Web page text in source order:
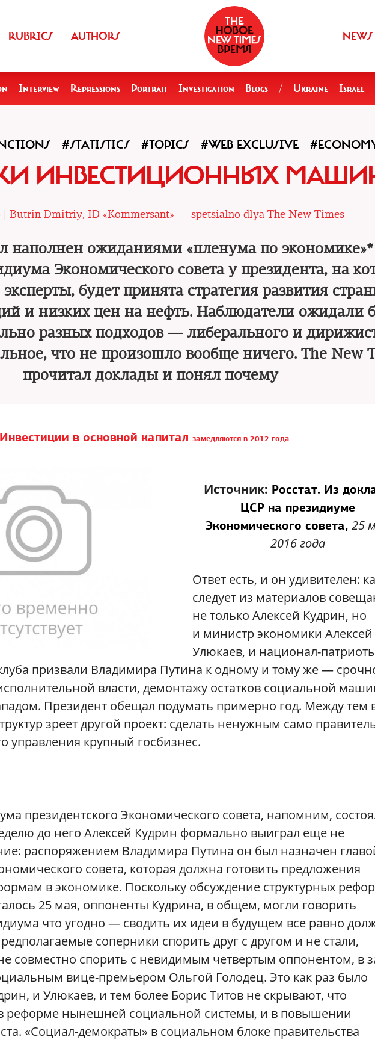
RUBRICS AUTHORS NEWS
Interview Repressions Portrait Investigation Blogs / Ukraine Israel
#STATISTICS #TOPICS #WEB EXCLUSIVE
ИНВЕСТИЦИОННЫХ
| Butrin Dmitriy, ID «Kommersant» — spetsialno dlya The New Times
наполнен ожиданиями «пленума по
Экономического совета у президента, на
будет принята стратегия развития
и низких цен на нефть. Наблюдатели ожидали
разных подходов — либерального и
что не произошло вообще ничего. The New
прочитал доклады и понял почему
Инвестиции в основной капитал замедляются в 2012 года
Источник: Росстат. Из
ЦСР на президиуме
Экономического совета, 25
2016 года
Ответ есть, и он удивителен:
следует из материалов
не только Алексей Кудрин, но
и министр экономики Алексей
Улюкаев, и национал-
призвали Владимира Путина к одному и тому же —
власти, демонтажу остатков социальной
Президент обещал подумать примерно год. Между тем
зреет другой проект: сделать ненужным само
управления крупный госбизнес.
президентского Экономического совета, напомним,
до него Алексей Кудрин формально выиграл еще не
распоряжением Владимира Путина он был назначен
совета, которая должна готовить предложения
в экономике. Поскольку обсуждение структурных
25 мая, оппоненты Кудрина, в общем, могли говорить
что угодно — сводить их идеи в будущем все равно
соперники спорить друг с другом и не стали,
совместно спорить с невидимым четвертым оппонентом, в
вице-премьером Ольгой Голодец. Это как раз было
и Улюкаев, и тем более Борис Титов не скрывают, что
реформе нынешней социальной системы, и в повышении
«Социал-демократы» в социальном блоке правительства